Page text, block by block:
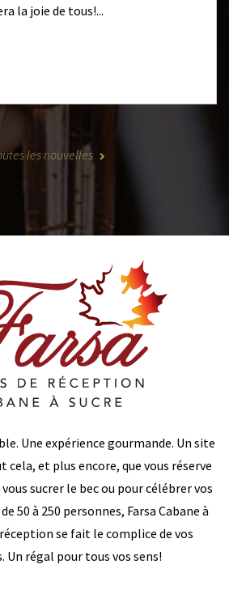
la joie de tous!...
les nouvelles
Une expérience gourmande. Un site
cela, et plus encore, que vous réserve
sucrer le bec ou pour célébrer vos
50 à 250 personnes, Farsa Cabane à
se fait le complice de vos
Un régal pour tous vos sens!